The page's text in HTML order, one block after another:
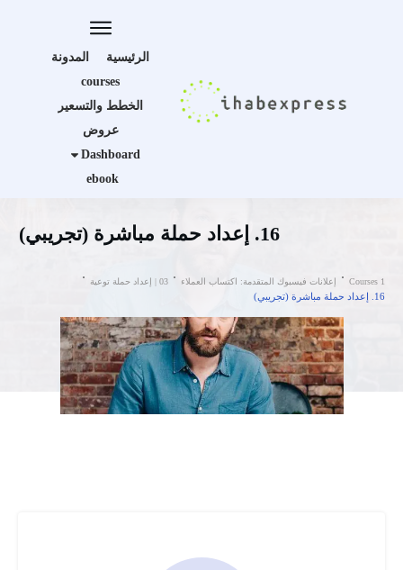
الرئيسية
المدونة
courses
الخطط والتسعير
عروض
Dashboard
ebook
16. إعداد حملة مباشرة (تجريبي)
Courses 1 إعلانات فيسبوك المتقدمة: اكتساب العملاء 03 | إعداد حملة توعية
16. إعداد حملة مباشرة (تجريبي)